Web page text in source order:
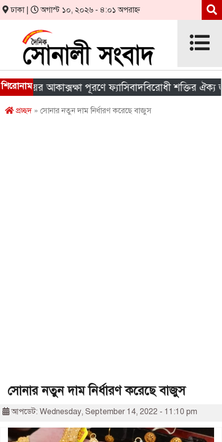
ঢাকা | অগাস্ট ১০, ২০২৬ - ৪:০১ অপরাহ্ন
শিরোনামআকাক্সক্ষা পূরণে ফ্যাসিবাদবিরোধী শক্তির ঐক্য জরুরি
প্রচ্ছদ» সোনার নতুন দাম নির্ধারণ করেছে বাজুস
সোনার নতুন দাম নির্ধারণ করেছে বাজুস
আপডেট: Wednesday, September 14, 2022 - 11:10 pm